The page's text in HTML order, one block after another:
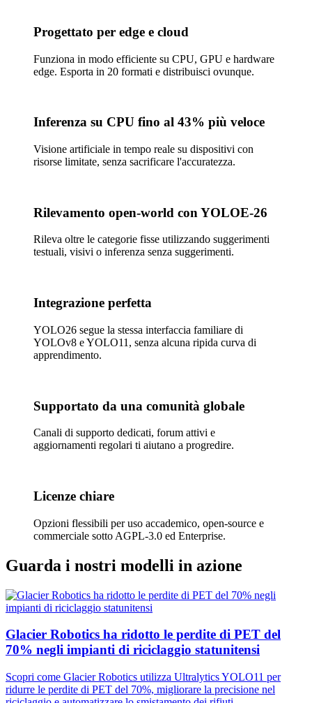
Progettato per edge e cloud
Funziona in modo efficiente su CPU, GPU e hardware
edge. Esporta in 20 formati e distribuisci ovunque.
Inferenza su CPU fino al 43% più veloce
Visione artificiale in tempo reale su dispositivi con
risorse limitate, senza sacrificare l'accuratezza.
Rilevamento open-world con YOLOE-26
Rileva oltre le categorie fisse utilizzando suggerimenti
testuali, visivi o inferenza senza suggerimenti.
Integrazione perfetta
YOLO26 segue la stessa interfaccia familiare di
YOLOv8 e YOLO11, senza alcuna ripida curva di
apprendimento.
Supportato da una comunità globale
Canali di supporto dedicati, forum attivi e
aggiornamenti regolari ti aiutano a progredire.
Licenze chiare
Opzioni flessibili per uso accademico, open-source e
commerciale sotto AGPL-3.0 ed Enterprise.
Guarda i nostri modelli in azione
Glacier Robotics ha ridotto le perdite di PET del
70% negli impianti di riciclaggio statunitensi
Scopri come Glacier Robotics utilizza Ultralytics YOLO11 per
ridurre le perdite di PET del 70%, migliorare la precisione nel